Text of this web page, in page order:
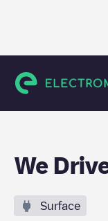
Utrecht
We
Surface